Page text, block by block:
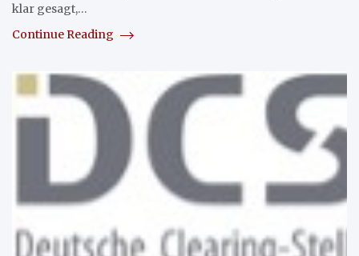
klar gesagt,…
Continue Reading